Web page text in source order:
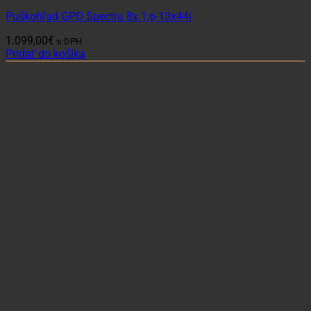
Puškohľad GPO Spectra 8x 1,6-13x44i
1.099,00€ s DPH
Pridať do košíka